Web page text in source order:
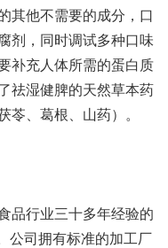
其他不需要的成分，口
剂，同时调试多种口味
补充人体所需的蛋白质
祛湿健脾的天然草本药
苓、葛根、山药）。
品行业三十多年经验的
公司拥有标准的加工厂